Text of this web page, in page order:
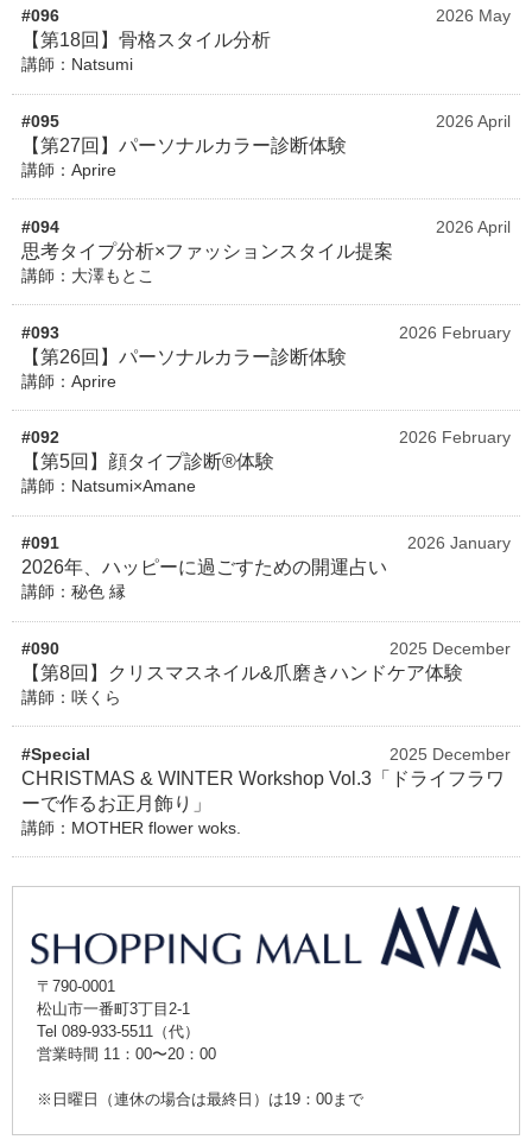
#096 2026 May
【第18回】骨格スタイル分析
講師：Natsumi
#095 2026 April
【第27回】パーソナルカラー診断体験
講師：Aprire
#094 2026 April
思考タイプ分析×ファッションスタイル提案
講師：大澤もとこ
#093 2026 February
【第26回】パーソナルカラー診断体験
講師：Aprire
#092 2026 February
【第5回】顔タイプ診断®体験
講師：Natsumi×Amane
#091 2026 January
2026年、ハッピーに過ごすための開運占い
講師：秘色 縁
#090 2025 December
【第8回】クリスマスネイル&爪磨きハンドケア体験
講師：咲くら
#Special 2025 December
CHRISTMAS & WINTER Workshop Vol.3「ドライフラワ
ーで作るお正月飾り」
講師：MOTHER flower woks.
〒790-0001
松山市一番町3丁目2-1
Tel 089-933-5511（代）
営業時間 11：00〜20：00
※日曜日（連休の場合は最終日）は19：00まで